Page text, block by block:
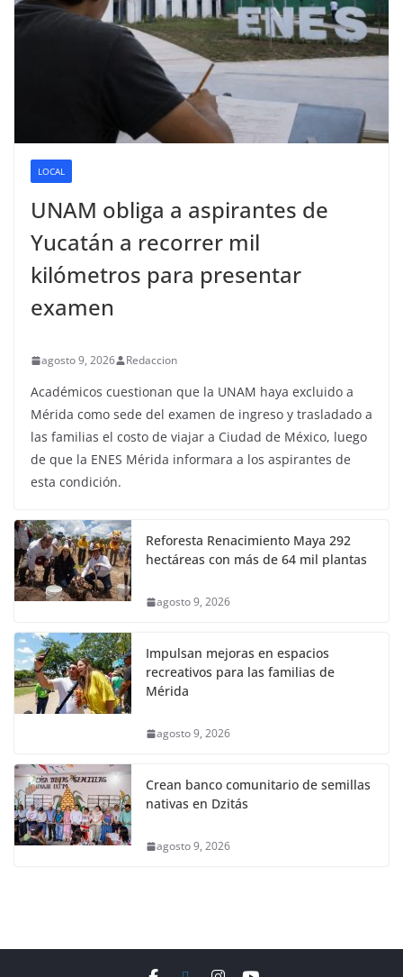
LOCAL
UNAM obliga a aspirantes de
Yucatán a recorrer mil
kilómetros para presentar
examen
agosto 9, 2026 Redaccion
Académicos cuestionan que la UNAM haya excluido a
Mérida como sede del examen de ingreso y trasladado a
las familias el costo de viajar a Ciudad de México, luego
de que la ENES Mérida informara a los aspirantes de
esta condición.
Reforesta Renacimiento Maya 292
hectáreas con más de 64 mil plantas
agosto 9, 2026
Impulsan mejoras en espacios
recreativos para las familias de
Mérida
agosto 9, 2026
Crean banco comunitario de semillas
nativas en Dzitás
agosto 9, 2026